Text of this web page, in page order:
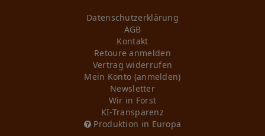
Daten­schutz­erklärung
AGB
Kontakt
Retoure anmelden
Vertrag widerrufen
Mein Konto (anmelden)
Newsletter
Wir in Forst
KI-Transparenz
Produktion in Europa